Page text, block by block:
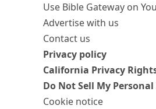
Use Bible Gateway on
Advertise with us
Contact us
Privacy policy
California Privacy
Do Not Sell My
Cookie notice